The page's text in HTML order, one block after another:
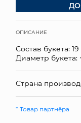
ОПИСАНИЕ
Состав букета:
Диаметр букета:
Страна
* Товар партнёра